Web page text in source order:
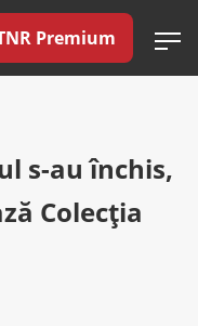
Premium
s-au închis,
Colecţia